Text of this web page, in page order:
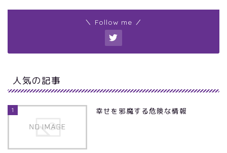
＼ Follow me ／
人気の記事
1 幸せを邪魔する危険な情報